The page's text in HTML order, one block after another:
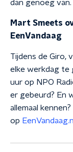
dan genoeg van.
Mart Smeets
EenVandaag
Tijdens de Giro,
elke werkdag te
uur op NPO
er gebeurd? En
allemaal
op EenVandaag.nl